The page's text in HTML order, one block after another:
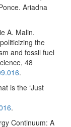
Ariadna
A. Malin.
the
and fossil fuel
48
.
is the ‘Just
.
Continuum: A